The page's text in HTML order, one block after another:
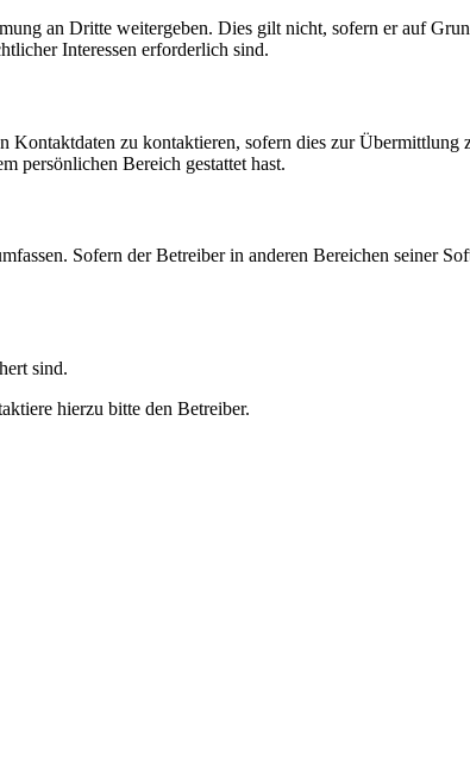
an Dritte weitergeben. Dies gilt nicht, sofern er auf
Interessen erforderlich sind.
Kontaktdaten zu kontaktieren, sofern dies zur
persönlichen Bereich gestattet hast.
Sofern der Betreiber in anderen Bereichen seiner
sind.
hierzu bitte den Betreiber.